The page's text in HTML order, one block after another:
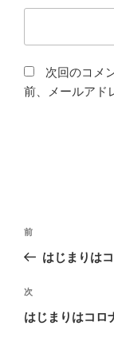
次回のコメ
前、メールアド
投
ビ
ゲ
前
の
稿
前
はじまりは
次
の
次
はじまりはコロ